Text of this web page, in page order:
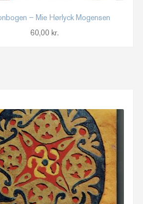
– Mie Hørlyck Mogensen
60,00 kr.